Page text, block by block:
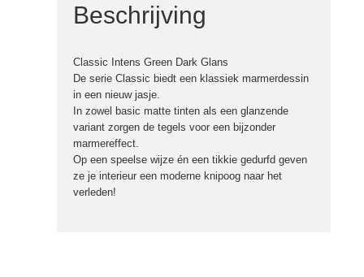
Beschrijving
Classic Intens Green Dark Glans
De serie Classic biedt een klassiek marmerdessin
in een nieuw jasje.
In zowel basic matte tinten als een glanzende
variant zorgen de tegels voor een bijzonder
marmereffect.
Op een speelse wijze én een tikkie gedurfd geven
ze je interieur een moderne knipoog naar het
verleden!